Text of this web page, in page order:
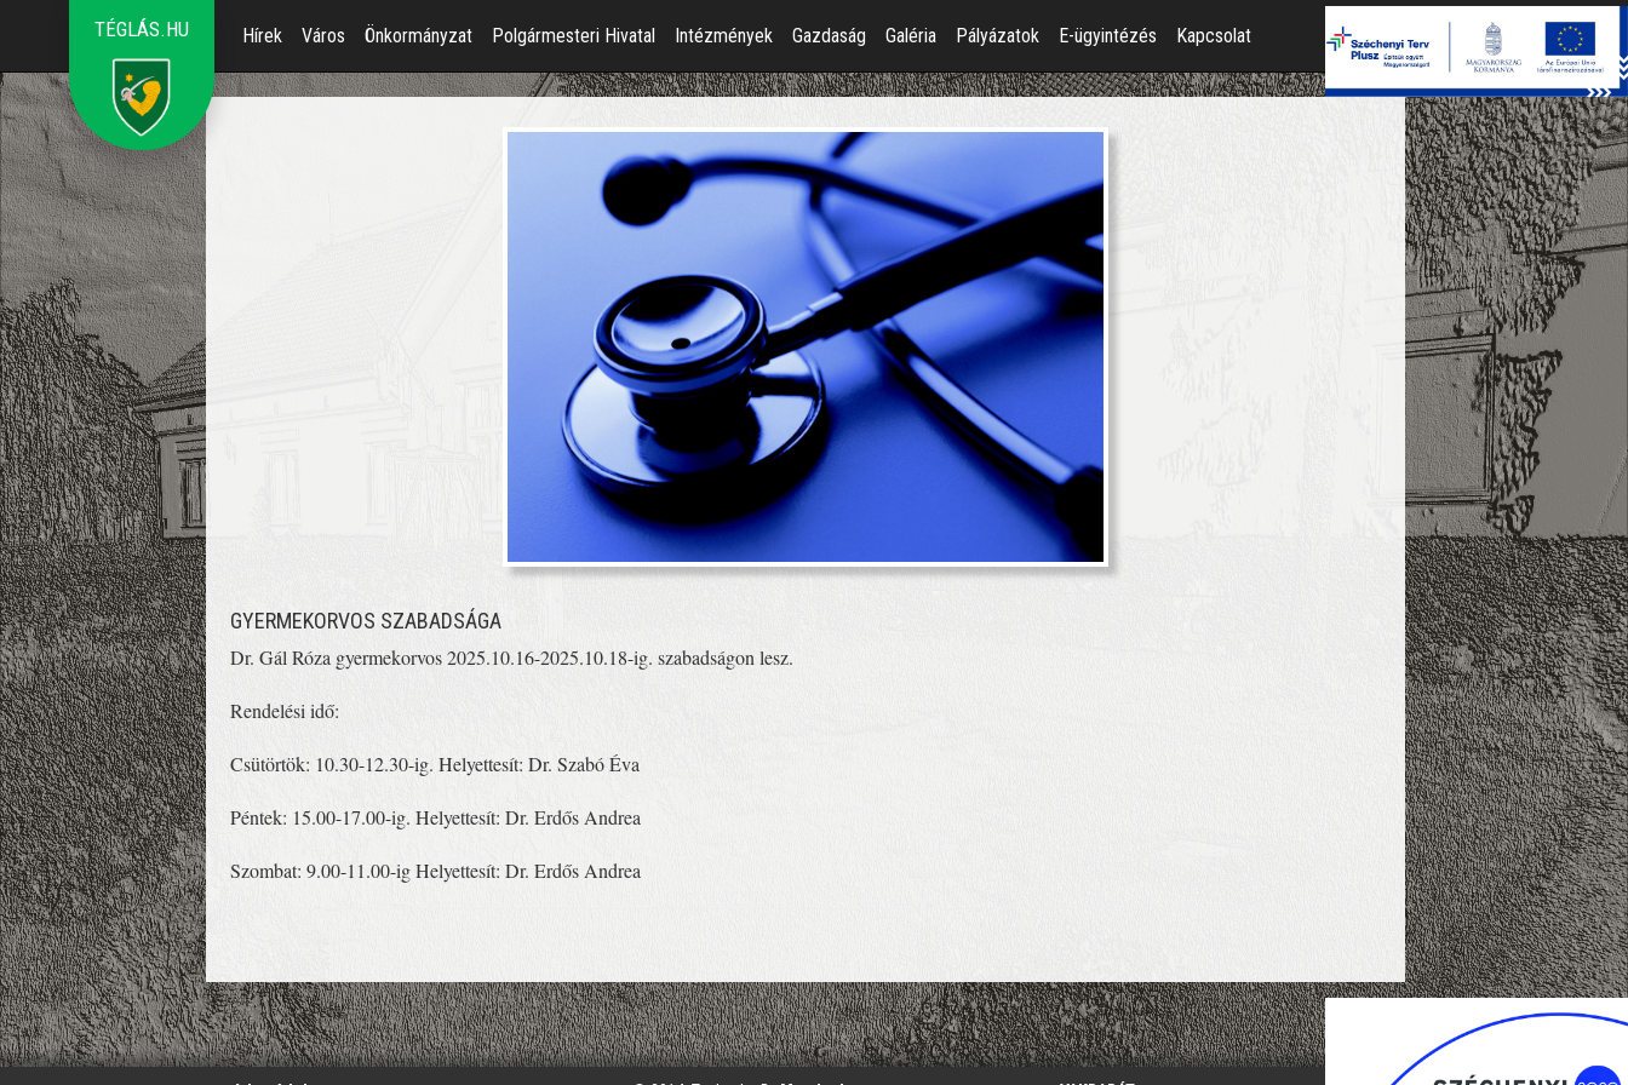
TÉGLÁS.HU Hírek Város Önkormányzat Polgármesteri Hivatal Intézmények Gazdaság Galéria Pályázatok E-ügyintézés Kapcsolat
GYERMEKORVOS SZABADSÁGA
Dr. Gál Róza gyermekorvos 2025.10.16-2025.10.18-ig. szabadságon lesz.
Rendelési idő:
Csütörtök: 10.30-12.30-ig. Helyettesít: Dr. Szabó Éva
Péntek: 15.00-17.00-ig. Helyettesít: Dr. Erdős Andrea
Szombat: 9.00-11.00-ig Helyettesít: Dr. Erdős Andrea
';